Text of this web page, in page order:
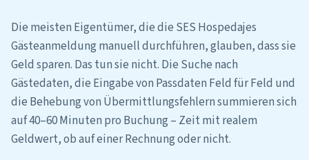
Die meisten Eigentümer, die die SES Hospedajes
Gästeanmeldung manuell durchführen, glauben, dass sie
Geld sparen. Das tun sie nicht. Die Suche nach
Gästedaten, die Eingabe von Passdaten Feld für Feld und
die Behebung von Übermittlungsfehlern summieren sich
auf 40–60 Minuten pro Buchung – Zeit mit realem
Geldwert, ob auf einer Rechnung oder nicht.